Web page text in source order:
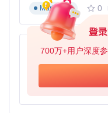
700万+用户深度
中的应用。例如，你可
于执行简单的脚本任务
3.2 桌面应用中的脚本
在桌面应用中，
于扩展应用的功能。例
ckJS，允许用户编写
3.3 自动化测试
Markdown
0
py-xiaozhi
Python
0